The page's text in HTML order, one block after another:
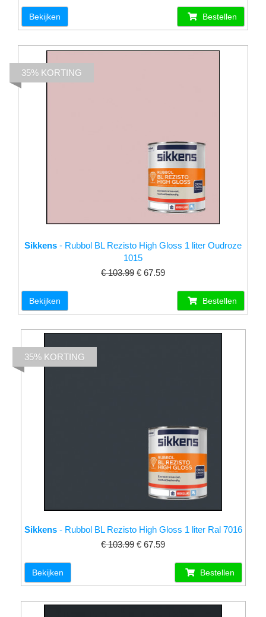
Bekijken Bestellen
Sikkens - Rubbol BL Rezisto High Gloss 1 liter Oudroze
1015
€ 103.99 € 67.59
35% KORTING
Bekijken Bestellen
Sikkens- Rubbol BL Rezisto High Gloss 1 liter Ral 7016
€ 103.99 € 67.59
35% KORTING
Bekijken Bestellen